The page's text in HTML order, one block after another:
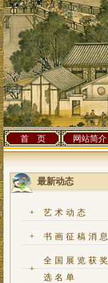
首 页 网站简介
最新动态
+ 艺术动态
+ 书画征稿消息
+
全国展览获
选名单